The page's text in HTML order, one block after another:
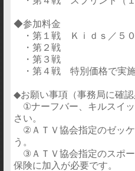
◆参加料金
・第１戦 Ｋｉｄｓ／５
・第２
・第３
・第４戦 特別価格で実
◆お願い事項（事務局に確
①ナーフバー、キルスイッ
さい。
②ＡＴＶ協会指定のゼッ
う。
③ＡＴＶ協会指定のスポー
保険に加入が必要です。